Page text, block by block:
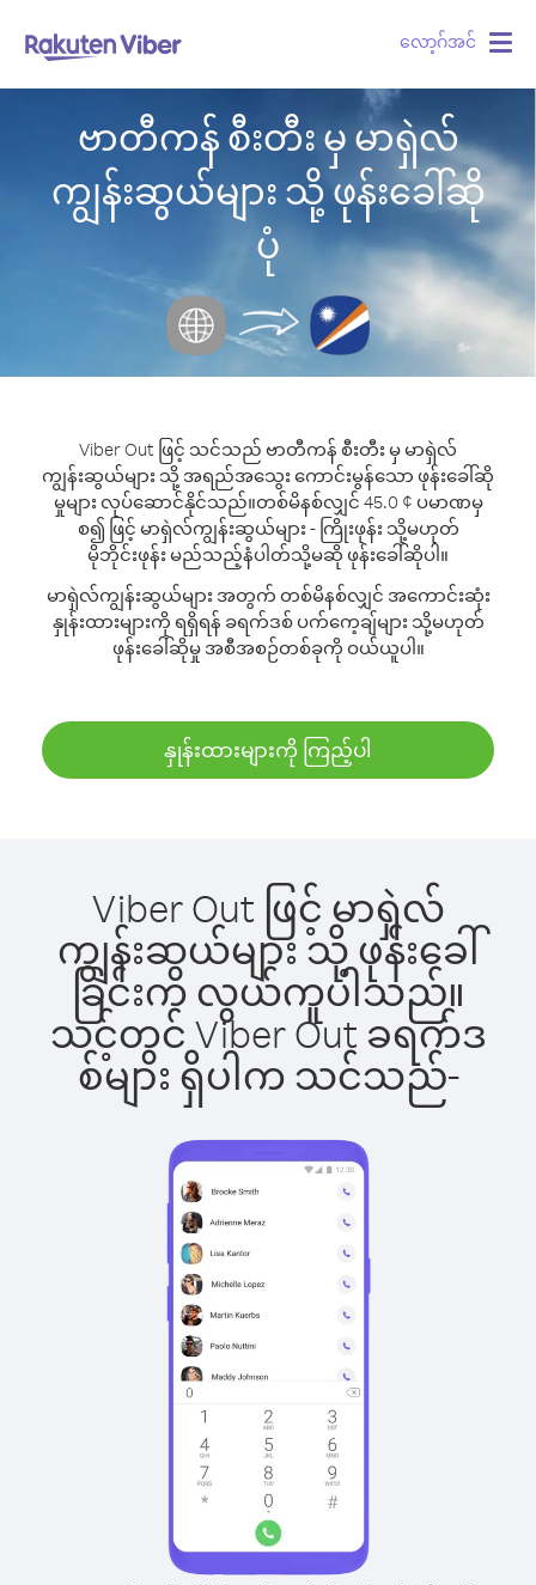
လော့ဂ်အင်
ဗာတီကန် စီးတီး မှ မာရှဲလ်
ကျွန်းဆွယ်များ သို့ ဖုန်းခေါ်ဆို
ပုံ
Viber Out ဖြင့် သင်သည် ဗာတီကန် စီးတီး မှ မာရှဲလ်
ကျွန်းဆွယ်များ သို့ အရည်အသွေး ကောင်းမွန်သော ဖုန်းခေါ်ဆို
မှုများ လုပ်ဆောင်နိုင်သည်။တစ်မိနစ်လျှင် 45.0 ¢ ပမာဏမှ
စ၍ ဖြင့် မာရှဲလ်ကျွန်းဆွယ်များ - ကြိုးဖုန်း သို့မဟုတ်
မိုဘိုင်းဖုန်း မည်သည့်နံပါတ်သို့မဆို ဖုန်းခေါ်ဆိုပါ။
မာရှဲလ်ကျွန်းဆွယ်များ အတွက် တစ်မိနစ်လျှင် အကောင်းဆုံး
နှုန်းထားများကို ရရှိရန် ခရက်ဒစ် ပက်ကေ့ချ်များ သို့မဟုတ်
ဖုန်းခေါ်ဆိုမှု အစီအစဉ်တစ်ခုကို ဝယ်ယူပါ။
နှုန်းထားများကို ကြည့်ပါ
Viber Out ဖြင့် မာရှဲလ်
ကျွန်းဆွယ်များ သို့ ဖုန်းခေါ်
ခြင်းက လွယ်ကူပါသည်။
သင့်တွင် Viber Out ခရက်ဒ
စ်များ ရှိပါက သင်သည်-